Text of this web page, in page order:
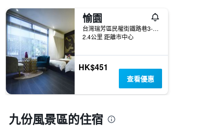
愉園
台灣瑞芳區民權街鐵路巷3-1號1樓
2.4公里 距離市中心
HK$451
查看優惠
九份風景區的住宿